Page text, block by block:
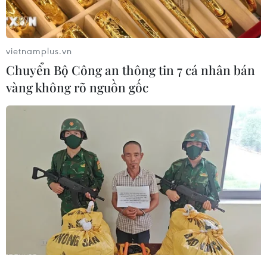
TIN CÙNG CHUYÊN MỤC
Quy định chức năng, nhiệm vụ,
quyền hạn và cơ cấu tổ chức của Bộ Y
vietnamplus.vn
Chuyển Bộ Công an thông tin 7 cá nhân bán
vàng không rõ nguồn gốc